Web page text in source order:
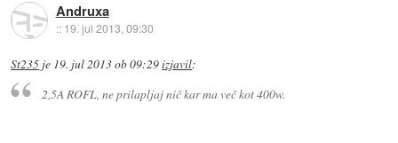
Andruxa
:: 19. jul 2013, 09:30
St235 je 19. jul 2013 ob 09:29izjavil:
2,5A ROFL, ne prilapljaj nič kar ma več kot 400w.